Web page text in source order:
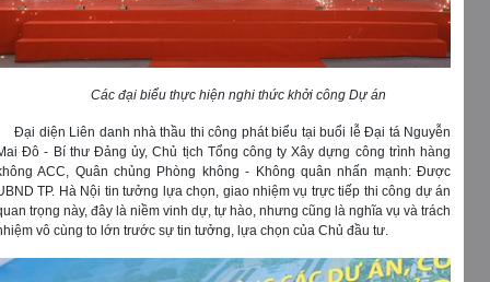
đại biểu thực hiện nghi thức khởi công Dự án
diện Liên danh nhà thầu thi công phát biểu tại buổi lễ Đại tá Nguyễn
Đô - Bí thư Đảng ủy, Chủ tịch Tổng công ty Xây dựng công trình hàng
ACC, Quân chủng Phòng không - Không quân nhấn mạnh: Được
TP. Hà Nội tin tưởng lựa chọn, giao nhiệm vụ trực tiếp thi công dự án
trọng này, đây là niềm vinh dự, tự hào, nhưng cũng là nghĩa vụ và trách
vô cùng to lớn trước sự tin tưởng, lựa chọn của Chủ đầu tư.